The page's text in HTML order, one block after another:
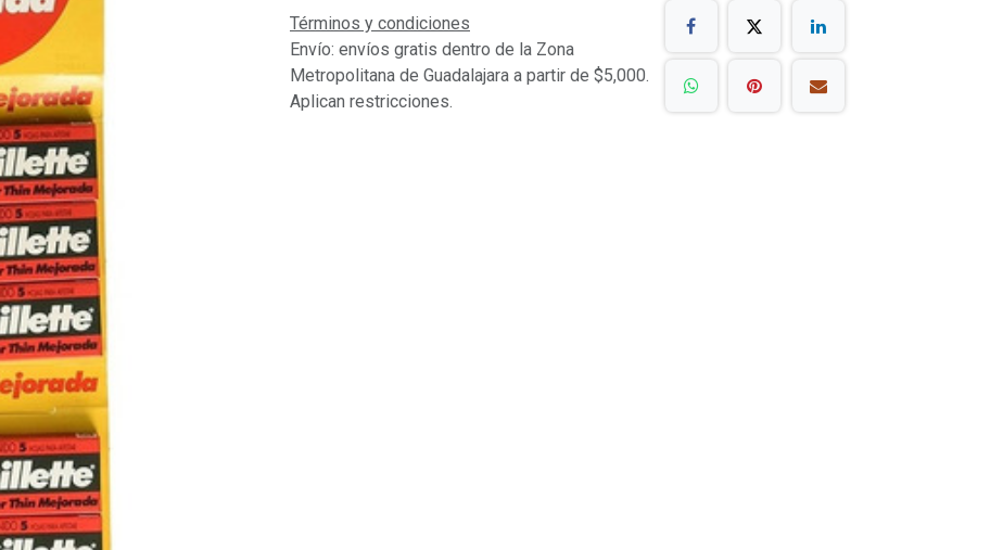
Términos y condiciones
Envío: envíos gratis dentro de la Zona
Metropolitana de Guadalajara a partir de $5,000.
Aplican restricciones.